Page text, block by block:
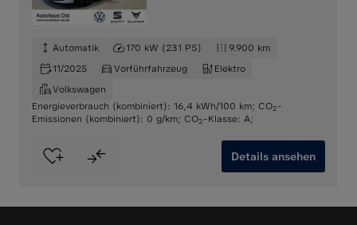
Automatik 170 kW (231 PS)
9.900 km
11/2025
Vorführfahrzeug
Elektro
Volkswagen
Energieverbrauch (kombiniert): 16,4 kWh/100 km; CO2-
Emissionen (kombiniert): 0 g/km; CO2-Klasse: A;
Details ansehen